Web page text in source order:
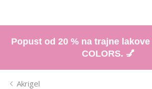
Popust od 20 % na trajne
COLORS. 💅
Akrigel